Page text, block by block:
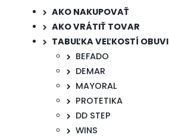
AKO NAKUPOVAŤ
AKO VRÁTIŤ TOVAR
TABUĽKA VEĽKOSTÍ OBUVI
BEFADO
DEMAR
MAYORAL
PROTETIKA
DD STEP
WINS